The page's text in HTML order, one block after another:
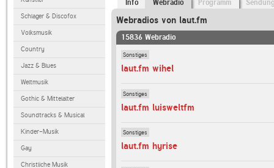
Schlager & Discofox
Volksmusik
Country
Jazz & Blues
Weltmusik
Gothic & Mittelalter
Soundtracks & Musical
Kinder-Musik
Gay
Christliche Musik
Info Webradio Programm
Webradios von laut.fm
15836 Webradio
Sonstiges
laut.fm wihel
Sonstiges
laut.fm luisweltfm
Sonstiges
laut.fm hyrise